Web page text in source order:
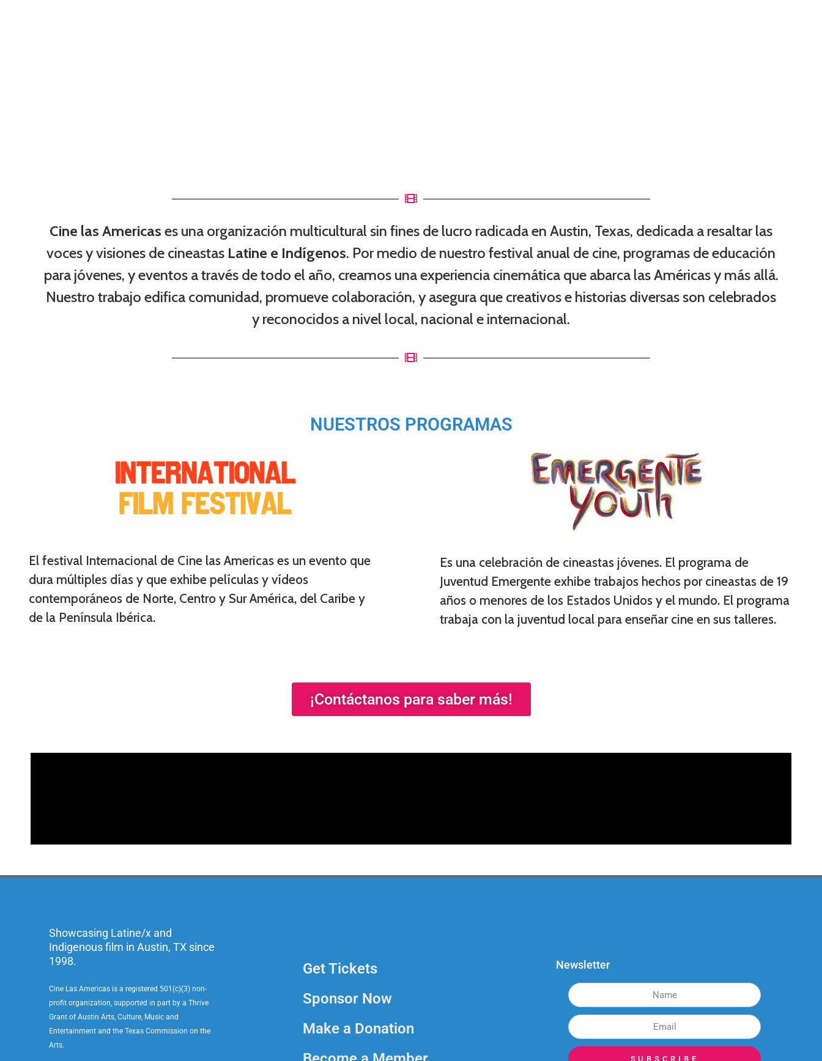
Cine las Americas es una organización multicultural sin fines de lucro radicada en Austin, Texas, dedicada a resaltar las
voces y visiones de cineastas Latine e Indígenos. Por medio de nuestro festival anual de cine, programas de educación
para jóvenes, y eventos a través de todo el año, creamos una experiencia cinemática que abarca las Américas y más allá.
Nuestro trabajo edifica comunidad, promueve colaboración, y asegura que creativos e historias diversas son celebrados
y reconocidos a nivel local, nacional e internacional.
NUESTROS PROGRAMAS
El festival Internacional de Cine las Americas es un evento que
dura múltiples días y que exhibe películas y vídeos
contemporáneos de Norte, Centro y Sur América, del Caribe y
de la Península Ibérica.
Es una celebración de cineastas jóvenes. El programa de
Juventud Emergente exhibe trabajos hechos por cineastas de 19
años o menores de los Estados Unidos y el mundo. El programa
trabaja con la juventud local para enseñar cine en sus talleres.
¡Contáctanos para saber más!
Showcasing Latine/x and
Indigenous film in Austin, TX since
1998.
Cine Las Americas is a registered 501(c)(3) non-
profit organization, supported in part by a Thrive
Grant of Austin Arts, Culture, Music and
Entertainment and the Texas Commission on the
Arts.
Get Tickets
Sponsor Now
Make a Donation
Newsletter
SUBSCRIBE